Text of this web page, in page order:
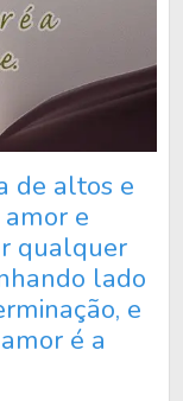
de altos e
e
qualquer
lado
e
é a